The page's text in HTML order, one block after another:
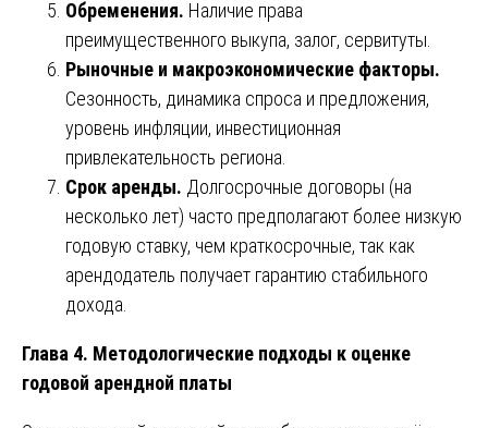
Обременения. Наличие права
преимущественного выкупа, залог, сервитуты.
Рыночные и макроэкономические факторы.
Сезонность, динамика спроса и предложения,
уровень инфляции, инвестиционная
привлекательность региона.
Срок аренды. Долгосрочные договоры (на
несколько лет) часто предполагают более низкую
годовую ставку, чем краткосрочные, так как
арендодатель получает гарантию стабильного
дохода.
Глава 4. Методологические подходы к оценке
годовой арендной платы